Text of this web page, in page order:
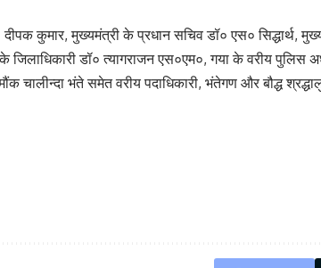
कुमार, मुख्यमंत्री के प्रधान सचिव डॉ० एस० सिद्धार्थ,
जिलाधिकारी डॉ० त्यागराजन एस०एम०, गया के वरीय
भंते समेत वरीय पदाधिकारी, भंतेगण और बौद्ध